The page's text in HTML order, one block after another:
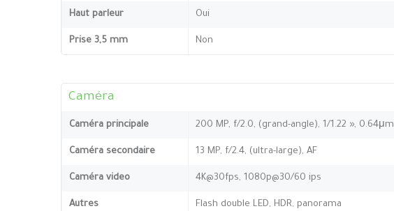
Haut parleur Oui
Prise 3,5 mm Non
Caméra
Caméra principale 200 MP, f/2.0, (grand-angle), 1/1.22 », 0.64μm,
Caméra secondaire 13 MP, f/2.4, (ultra-large), AF
Caméra video 4K@30fps, 1080p@30/60 ips
Autres Flash double LED, HDR, panorama